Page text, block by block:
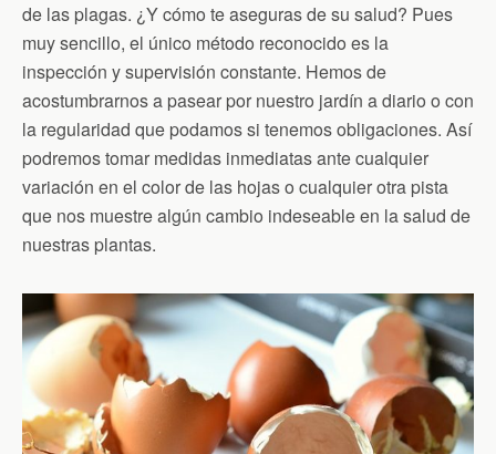
de las plagas. ¿Y cómo te aseguras de su salud? Pues
muy sencillo, el único método reconocido es la
inspección y supervisión constante. Hemos de
acostumbrarnos a pasear por nuestro jardín a diario o con
la regularidad que podamos si tenemos obligaciones. Así
podremos tomar medidas inmediatas ante cualquier
variación en el color de las hojas o cualquier otra pista
que nos muestre algún cambio indeseable en la salud de
nuestras plantas.